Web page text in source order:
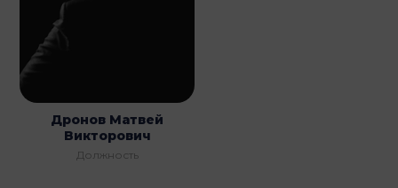
Дронов Матвей
Викторович
Должность